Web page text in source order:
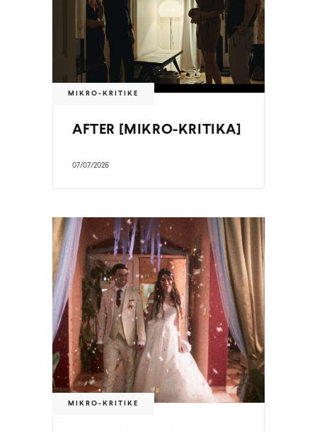
MIKRO-KRITIKE
AFTER [MIKRO-KRITIKA]
07/07/2026
MIKRO-KRITIKE